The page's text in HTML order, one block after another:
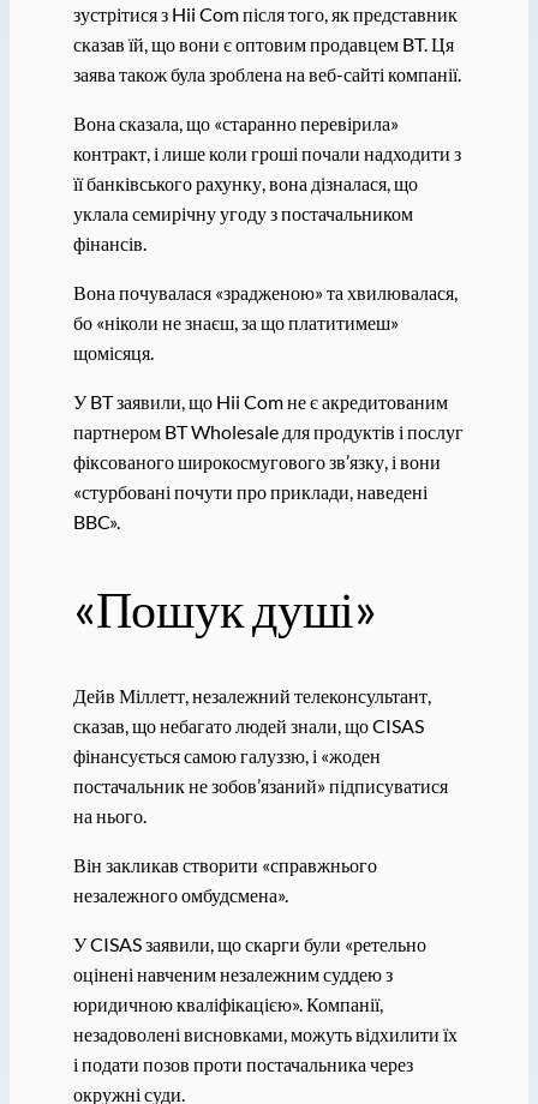
зустрітися з Hii Com після того, як представник
сказав їй, що вони є оптовим продавцем BT. Ця
заява також була зроблена на веб-сайті компанії.
Вона сказала, що «старанно перевірила»
контракт, і лише коли гроші почали надходити з
її банківського рахунку, вона дізналася, що
уклала семирічну угоду з постачальником
фінансів.
Вона почувалася «зрадженою» та хвилювалася,
бо «ніколи не знаєш, за що платитимеш»
щомісяця.
У BT заявили, що Hii Com не є акредитованим
партнером BT Wholesale для продуктів і послуг
фіксованого широкосмугового зв’язку, і вони
«стурбовані почути про приклади, наведені
BBC».
«Пошук душі»
Дейв Міллетт, незалежний телеконсультант,
сказав, що небагато людей знали, що CISAS
фінансується самою галуззю, і «жоден
постачальник не зобов’язаний» підписуватися
на нього.
Він закликав створити «справжнього
незалежного омбудсмена».
У CISAS заявили, що скарги були «ретельно
оцінені навченим незалежним суддею з
юридичною кваліфікацією». Компанії,
незадоволені висновками, можуть відхилити їх
і подати позов проти постачальника через
окружні суди.